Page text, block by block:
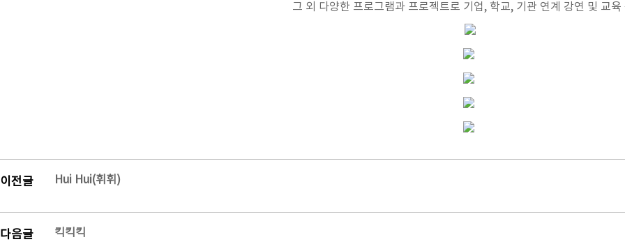
그 외 다양한 프로그램과 프로젝트로 기업 , 학교, 기관 연계 강연 및 교육
이전글 Hui Hui(휘휘)
다음글 킥킥킥